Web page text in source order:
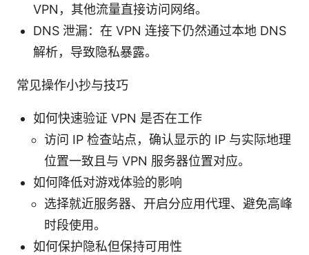
VPN，其他流量直接访问网络。
DNS 泄漏：在 VPN 连接下仍然通过本地 DNS
解析，导致隐私暴露。
常见操作小抄与技巧
如何快速验证 VPN 是否在工作
访问 IP 检查站点，确认显示的 IP 与实际地理
位置一致且与 VPN 服务器位置对应。
如何降低对游戏体验的影响
选择就近服务器、开启分应用代理、避免高峰
时段使用。
如何保护隐私但保持可用性